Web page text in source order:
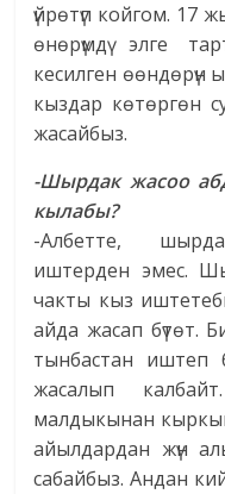
үйрөтүп койгом.
өнөрүмдү элге
кесилген өөндөрүн
кыздар көтөргөн
жасайбыз.
-Шырдак жасоо
кылабы?
-Албетте,
иштерден эмес.
чакты кыз
айда жасап бүтөт.
тынбастан иштеп
жасалып калбайт.
малдыкынан
айылдардан жүн
сабайбыз. Андан